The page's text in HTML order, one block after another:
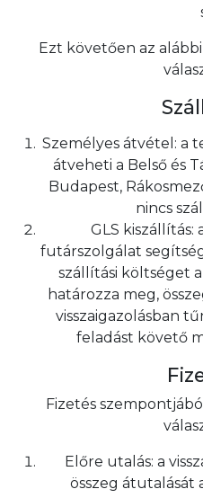
Ezt követően az
Személyes átvétel: a
átveheti a Belső és
Budapest,
nincs
GLS kiszállítás:
futárszolgálat
szállítási költséget
határozza meg,
visszaigazolásban
feladást követő
Fizetés
Előre utalás: a
összeg átutalását